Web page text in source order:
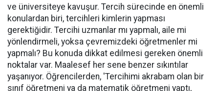
ve üniversiteye kavuşur. Tercih sürecinde en önemli
konulardan biri, tercihleri kimlerin yapması
gerektiğidir. Tercihi uzmanlar mı yapmalı, aile mi
yönlendirmeli, yoksa çevremizdeki öğretmenler mi
yapmalı? Bu konuda dikkat edilmesi gereken önemli
noktalar var. Maalesef her sene benzer sıkıntılar
yaşanıyor. Öğrencilerden, 'Tercihimi akrabam olan bir
sınıf öğretmeni ya da matematik öğretmeni yaptı,